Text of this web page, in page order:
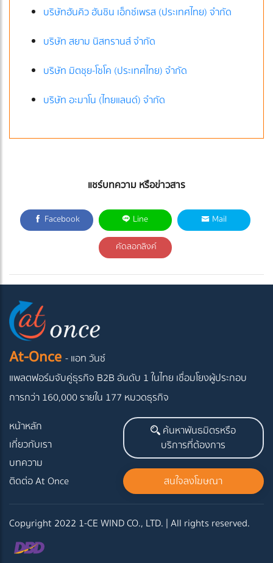
บริษัทฮันคิว ฮันชิน เอ็กซ์เพรส (ประเทศไทย) จำกัด
บริษัท สยาม นิสทรานส์ จำกัด
บริษัท มิตชุย-โซโค (ประเทศไทย) จำกัด
บริษัท อะมาโน (ไทยแลนด์) จำกัด
แชร์บทความ หรือข่าวสาร
Facebook Line Mail
คัดลอกลิงค์
At-Once - แอท วันซ์
แพลตฟอร์มจับคู่ธุรกิจ B2B อันดับ 1 ในไทย เชื่อมโยงผู้ประกอบ
การกว่า 160,000 รายใน 177 หมวดธุรกิจ
หน้าหลัก
เกี่ยวกับเรา
บทความ
ติดต่อ At Once
ค้นหาพันธมิตรหรือ
บริการที่ต้องการ
สนใจลงโฆษณา
Copyright 2022 1-CE WIND CO., LTD. | All rights reserved.